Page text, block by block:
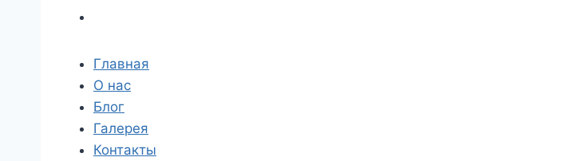
Главная
О нас
Блог
Галерея
Контакты